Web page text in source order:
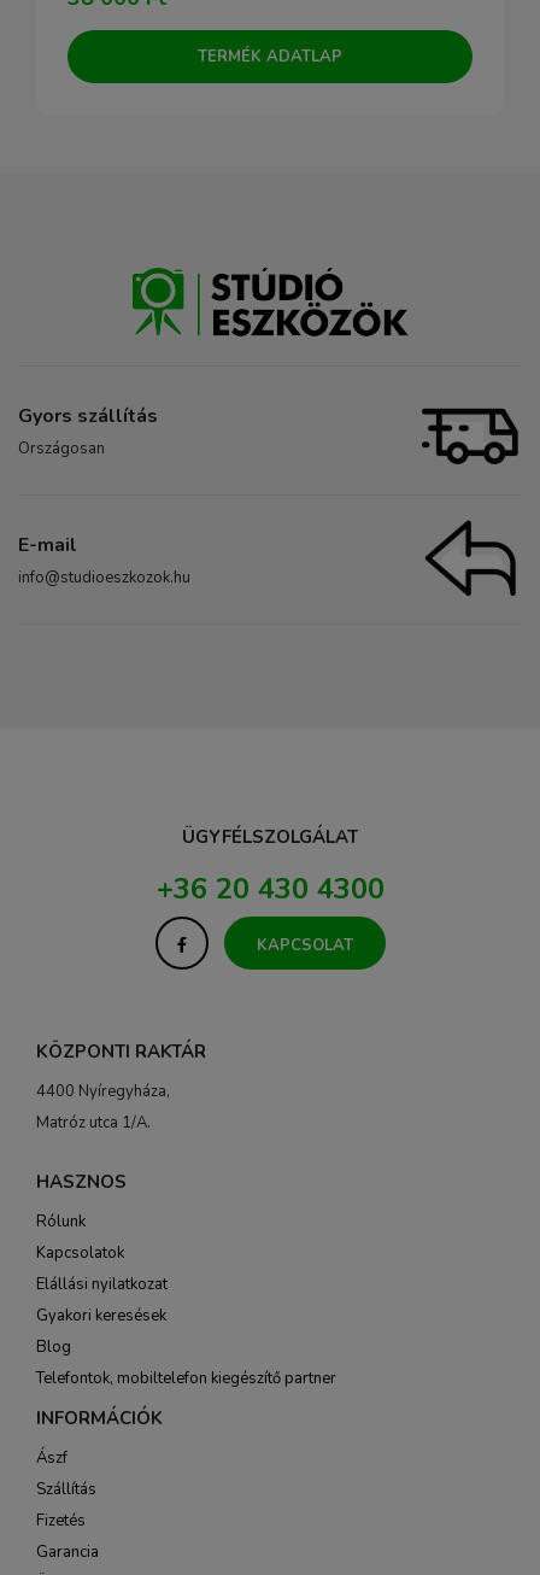
TERMÉK ADATLAP
Gyors szállítás
Országosan
E-mail
info@studioeszkozok.hu
ÜGYFÉLSZOLGÁLAT
+36 20 430 4300
KAPCSOLAT
KÖZPONTI RAKTÁR
4400 Nyíregyháza,
Matróz utca 1/A.
HASZNOS
Rólunk
Kapcsolatok
Elállási nyilatkozat
Gyakori keresések
Blog
Telefontok, mobiltelefon kiegészítő partner
INFORMÁCIÓK
Ászf
Szállítás
Fizetés
Garancia